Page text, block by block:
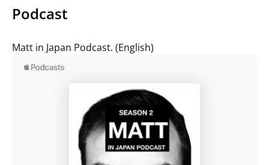
Podcast
Matt in Japan Podcast. (English)